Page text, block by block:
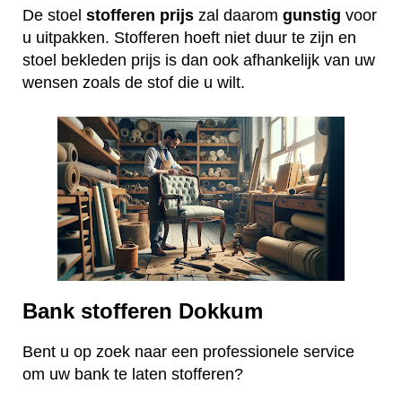
De stoel stofferen prijs zal daarom gunstig voor
u uitpakken. Stofferen hoeft niet duur te zijn en
stoel bekleden prijs is dan ook afhankelijk van uw
wensen zoals de stof die u wilt.
Bank stofferen Dokkum
Bent u op zoek naar een professionele service
om uw bank te laten stofferen?